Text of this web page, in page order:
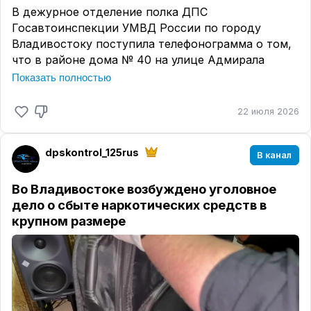
В дежурное отделение полка ДПС
Госавтоинспекции УМВД России по городу
Владивостоку поступила телефонограмма о том,
что в районе дома № 40 на улице Адмирала
Горшкова произошел наезд на пешеходов.
лица Госавтоинспекции УМВД России по г.
Владивостоку и бригада скорой медицинской
помощи.
По предварительной информации, 19 июня в
16.42 18-летний водитель электросамоката,
двигаясь по улице Адмирала Горшкова со
стороны улицы Анны Щетининой в направлении
Русской, совершил наезд на пешеходов, которые
двигались по тротуару в попутном направлении.
В результате ДТП 3-летний мальчик и его мать
получили травмы. Несовершеннолетнему была
оказана специализированная медицинская
Показать полностью
22 июля 2026
dpskontrol_125rus В канал
Во Владивостоке возбуждено уголовное
дело о сбыте наркотических средств в
крупном размере